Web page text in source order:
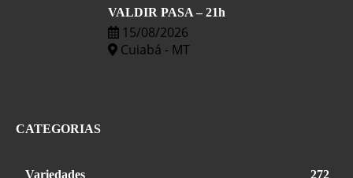
VALDIR PASA – 21h
15/08/2026
Cuiabá - MT
CATEGORIAS
Variedades 272